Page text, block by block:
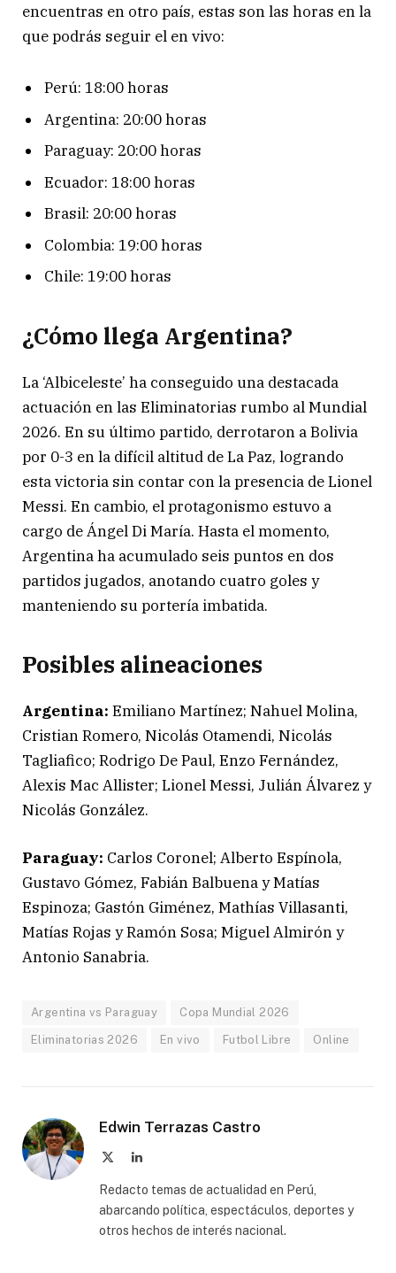
encuentras en otro país, estas son las horas en la
que podrás seguir el en vivo:
Perú: 18:00 horas
Argentina: 20:00 horas
Paraguay: 20:00 horas
Ecuador: 18:00 horas
Brasil: 20:00 horas
Colombia: 19:00 horas
Chile: 19:00 horas
¿Cómo llega Argentina?
La ‘Albiceleste’ ha conseguido una destacada
actuación en las Eliminatorias rumbo al Mundial
2026. En su último partido, derrotaron a Bolivia
por 0-3 en la difícil altitud de La Paz, logrando
esta victoria sin contar con la presencia de Lionel
Messi. En cambio, el protagonismo estuvo a
cargo de Ángel Di María. Hasta el momento,
Argentina ha acumulado seis puntos en dos
partidos jugados, anotando cuatro goles y
manteniendo su portería imbatida.
Posibles alineaciones
Argentina: Emiliano Martínez; Nahuel Molina,
Cristian Romero, Nicolás Otamendi, Nicolás
Tagliafico; Rodrigo De Paul, Enzo Fernández,
Alexis Mac Allister; Lionel Messi, Julián Álvarez y
Nicolás González.
Paraguay: Carlos Coronel; Alberto Espínola,
Gustavo Gómez, Fabián Balbuena y Matías
Espinoza; Gastón Giménez, Mathías Villasanti,
Matías Rojas y Ramón Sosa; Miguel Almirón y
Antonio Sanabria.
Argentina vs Paraguay Copa Mundial 2026
Eliminatorias 2026 En vivo Futbol Libre Online
Edwin Terrazas Castro
LinkedIn
Redacto temas de actualidad en Perú,
abarcando política, espectáculos, deportes y
otros hechos de interés nacional.